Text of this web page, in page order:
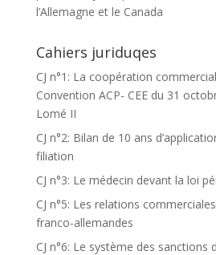
l’Allemagne et le Canada
Cahiers juriduqes
CJ n°1: La coopération
Convention ACP- CEE du 31
Lomé II
CJ n°2: Bilan de 10 ans
filiation
CJ n°3: Le médecin devant la loi
CJ n°5: Les relations
franco-allemandes
CJ n°6: Le système des sanctions